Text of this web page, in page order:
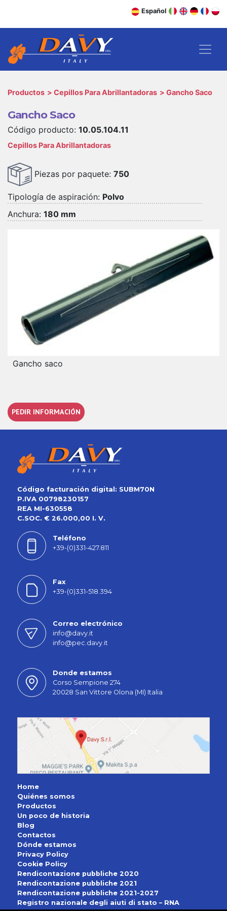
Español
Productos Cepillos Para Abrillantadoras Gancho Saco
Gancho saco
PEDIR INFORMACIÓN
Gancho Saco
Código producto: 10.05.104.11
Cepillos Para Abrillantadoras
Piezas por paquete: 750
Tipología de aspiración: Polvo
Anchura: 180 mm
Código facturación digital: SUBM70N
P.IVA 00798230157
REA MI-630558
C.SOC. € 26.000,00 I. V.
Teléfono
+39-(0)331-427.811
Fax
+39-(0)331-518.394
Correo electrónico
info@davy.it
info@pec.davy.it
Donde estamos
Corso Sempione 274
20028 San Vittore Olona (MI) Italia
Home
Quiénes somos
Productos
Un poco de historia
Blog
Contactos
Dónde estamos
Privacy Policy
Cookie Policy
Rendicontazione pubbliche 2020
Rendicontazione pubbliche 2021
Rendicontazione pubbliche 2021-2027
Registro nazionale degli aiuti di stato – RNA